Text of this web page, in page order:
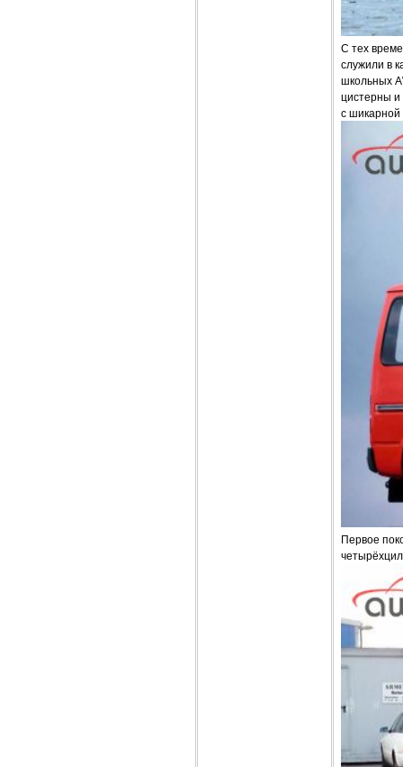
С тех
служили в
школьных
цистерны и
с шикарной
Первое